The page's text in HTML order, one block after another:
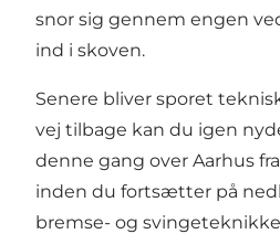
snor sig gennem engen
ind i skoven.
Senere bliver sporet
vej tilbage kan du igen
denne gang over Aarhus
inden du fortsætter på
bremse- og